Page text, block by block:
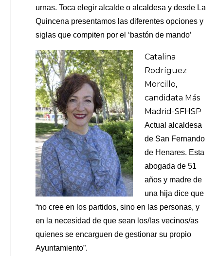
urnas. Toca elegir alcalde o alcaldesa y desde La
Quincena presentamos las diferentes opciones y
siglas que compiten por el ‘bastón de mando’
Catalina
Rodríguez
Morcillo,
candidata Más
Madrid-SFHSP
Actual alcaldesa
de San Fernando
de Henares. Esta
abogada de 51
años y madre de
una hija dice que
“no cree en los partidos, sino en las personas, y
en la necesidad de que sean los/las vecinos/as
quienes se encarguen de gestionar su propio
Ayuntamiento”.